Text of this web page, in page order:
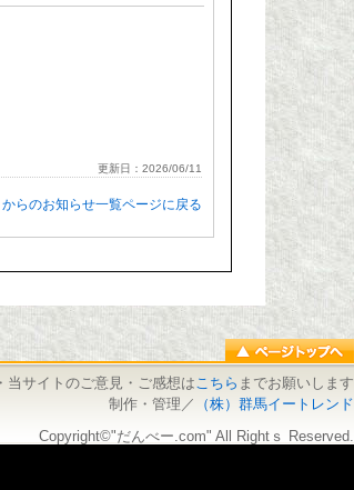
更新日：2026/06/11
らのお知らせ一覧ページに戻る
当サイトのご意見・ご感想はこちら までお願いします
制作・管理／
（株）群馬イートレンド
Copyright©"だんべー.com" All Rightｓ Reserved.